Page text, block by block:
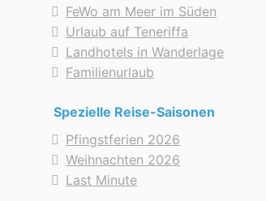
FeWo am Meer im Süden
Urlaub auf Teneriffa
Landhotels in Wanderlage
Familienurlaub
Spezielle Reise-Saisonen
Pfingstferien 2026
Weihnachten 2026
Last Minute